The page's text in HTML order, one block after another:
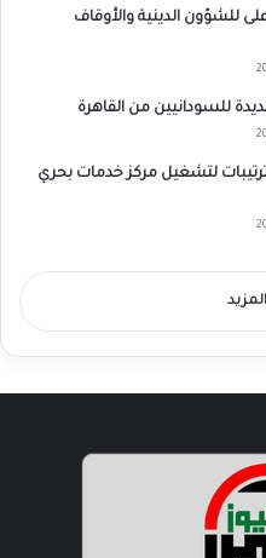
للشؤون الدينية والأوقاف
للسودانيين من القاهرة
لتشغيل مركز خدمات بحري